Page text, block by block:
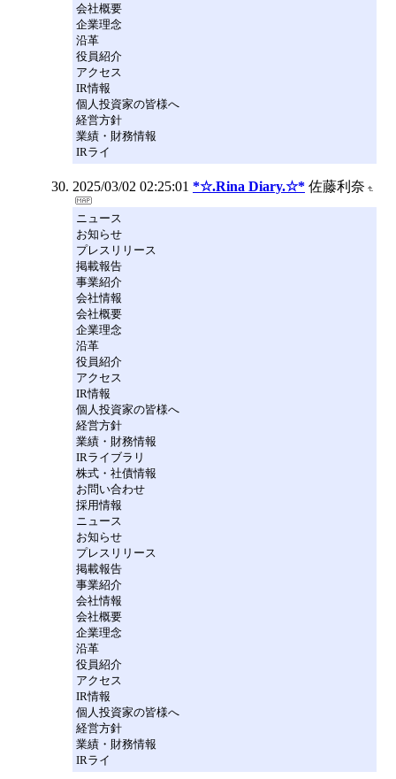
会社概要
企業理念
沿革
役員紹介
アクセス
IR情報
個人投資家の皆様へ
経営方針
業績・財務情報
IRライ
2025/03/02 02:25:01 *☆.Rina Diary.☆* 佐藤利奈
ニュース
お知らせ
プレスリリース
掲載報告
事業紹介
会社情報
会社概要
企業理念
沿革
役員紹介
アクセス
IR情報
個人投資家の皆様へ
経営方針
業績・財務情報
IRライブラリ
株式・社債情報
お問い合わせ
採用情報
ニュース
お知らせ
プレスリリース
掲載報告
事業紹介
会社情報
会社概要
企業理念
沿革
役員紹介
アクセス
IR情報
個人投資家の皆様へ
経営方針
業績・財務情報
IRライ